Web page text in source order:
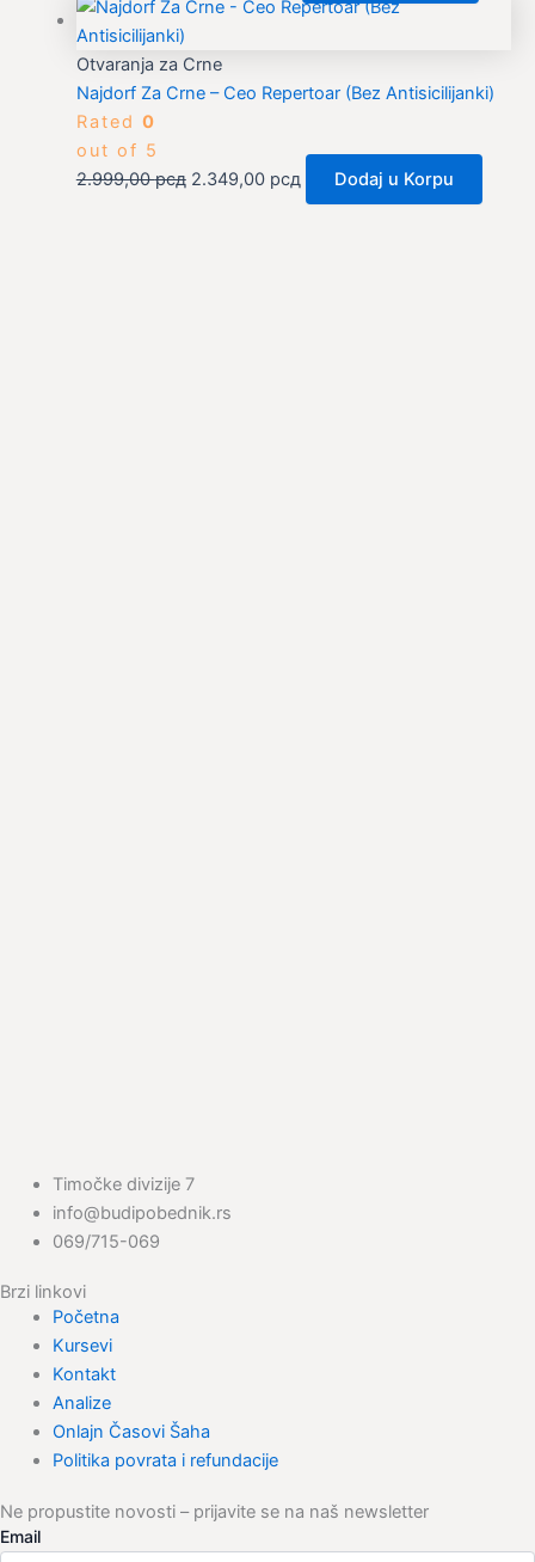
Otvaranja za Crne
Najdorf Za Crne – Ceo Repertoar (Bez Antisicilijanki)
Rated 0
out of 5
2.999,00рсд 2.349,00 рсд Dodaj u Korpu
Timočke divizije 7
info@budipobednik.rs
069/715-069
Brzi linkovi
Početna
Kursevi
Kontakt
Analize
Onlajn Časovi Šaha
Politika povrata i refundacije
Ne propustite novosti – prijavite se na naš newsletter
Email